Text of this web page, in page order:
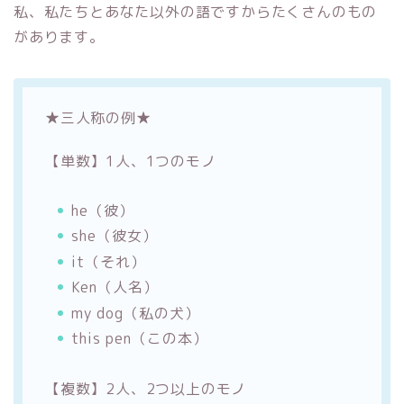
私、私たちとあなた以外の語ですからたくさんのもの
があります。
★三人称の例★
【単数】1人、1つのモノ
he（彼）
she（彼女）
it（それ）
Ken（人名）
my dog（私の犬）
this pen（この本）
【複数】2人、2つ以上のモノ